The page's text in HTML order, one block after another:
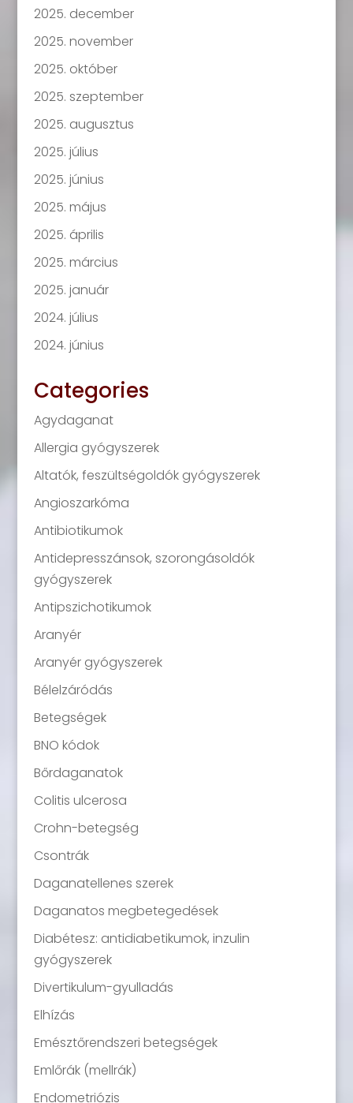
2025. december
2025. november
2025. október
2025. szeptember
2025. augusztus
2025. július
2025. június
2025. május
2025. április
2025. március
2025. január
2024. július
2024. június
Categories
Agydaganat
Allergia gyógyszerek
Altatók, feszültségoldók gyógyszerek
Angioszarkóma
Antibiotikumok
Antidepresszánsok, szorongásoldók
gyógyszerek
Antipszichotikumok
Aranyér
Aranyér gyógyszerek
Bélelzáródás
Betegségek
BNO kódok
Bőrdaganatok
Colitis ulcerosa
Crohn-betegség
Csontrák
Daganatellenes szerek
Daganatos megbetegedések
Diabétesz: antidiabetikumok, inzulin
gyógyszerek
Divertikulum-gyulladás
Elhízás
Emésztőrendszeri betegségek
Emlőrák (mellrák)
Endometriózis